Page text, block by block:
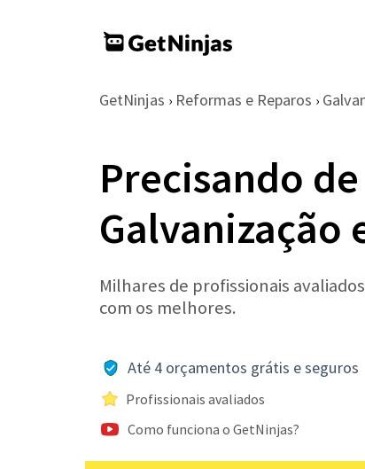
GetNinjas › Reformas e Reparos ›
Precisando
Galvanização
Milhares de profissionais
com os melhores.
Até 4 orçamentos grátis e seguros
Profissionais avaliados
Como funciona o GetNinjas?